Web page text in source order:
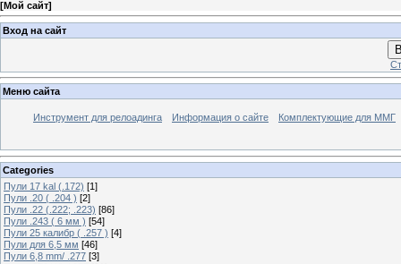
[Мой сайт]
Вход на сайт
Меню сайта
Инструмент для релоадинга Информация о сайте Комплектующие для ММГ
Categories
Пули 17 kal (.172) [1]
Пули .20 ( .204 ) [2]
Пули .22 (.222; .223) [86]
Пули .243 ( 6 мм ) [54]
Пули 25 калибр ( .257 ) [4]
Пули для 6,5 мм [46]
Пули 6,8 mm/ .277 [3]